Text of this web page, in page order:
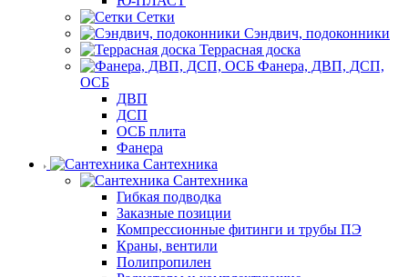
Сетки
Сэндвич, подоконники
Террасная доска
Фанера, ДВП, ДСП,
ОСБ
ДВП
ДСП
ОСБ плита
Фанера
Сантехника
Сантехника
Гибкая подводка
Заказные позиции
Компрессионные фитинги и трубы ПЭ
Краны, вентили
Полипропилен